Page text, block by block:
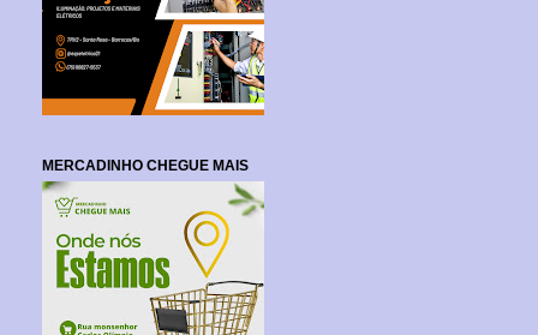
MERCADINHO CHEGUE MAIS